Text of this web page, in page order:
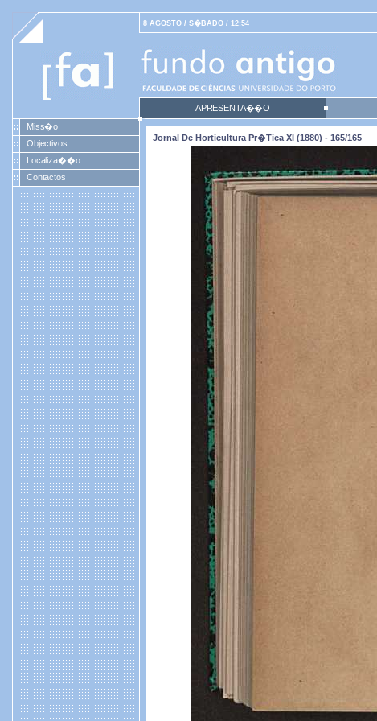
8 AGOSTO / S�BADO / 12:54
APRESENTA��O
Miss�o
Objectivos
Localiza��o
Contactos
Jornal De Horticultura Pr�tica XI (1880) - 165/165